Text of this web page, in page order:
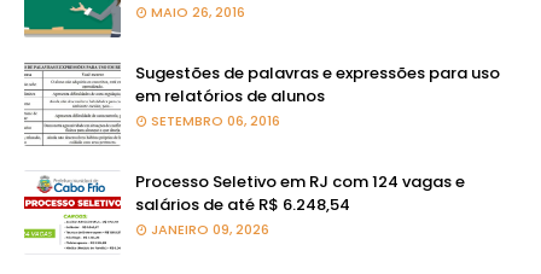
MAIO 26, 2016
Sugestões de palavras e expressões para uso
em relatórios de alunos
SETEMBRO 06, 2016
Processo Seletivo em RJ com 124 vagas e
salários de até R$ 6.248,54
JANEIRO 09, 2026